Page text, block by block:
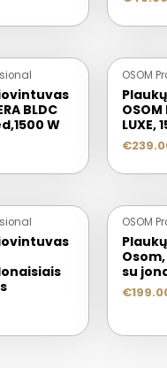
BLDC
W
OSOM
LUXE,
€
OSOM
su
€